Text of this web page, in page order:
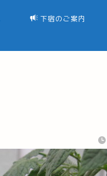
下宿のご案内